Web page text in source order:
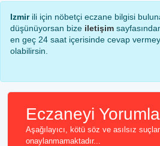
Izmirili için nöbetçi eczane bilgisi
düşünüyorsan bize iletişim
en geç 24 saat içerisinde cevap
olabilirsin.
Eczaneyi Yorumla
Aşağılayıcı, kötü söz ve asılsız
onaylanmamaktadır...